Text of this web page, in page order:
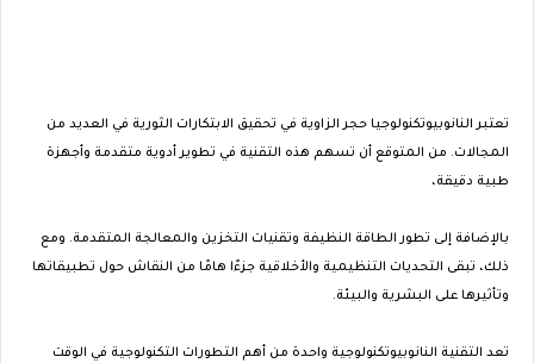
تعتبر النانوبيوتكنولوجيا حجر الزاوية في تحقيق الابتكارات الثورية في العديد من
المجالات. من المتوقع أن تسهم هذه التقنية في تطوير أدوية متقدمة وأجهزة
طبية دقيقة،
بالإضافة إلى تطور الطاقة النظيفة وتقنيات التخزين والمعالجة المتقدمة. ومع
ذلك، تبقى التحديات التنظيمية والأخلاقية جزءًا هامًا من النقاش حول تطبيقاتها
وتأثيرها على البشرية والبيئة.
تعد التقنية النانوبيوتكنولوجية واحدة من أهم التطورات التكنولوجية في الوقت